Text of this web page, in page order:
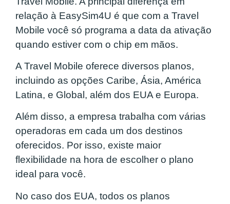
relação à EasySim4U é que com a Travel
Mobile você só programa a data da ativação
quando estiver com o chip em mãos.
A Travel Mobile oferece diversos planos,
incluindo as opções Caribe, Ásia, América
Latina, e Global, além dos EUA e Europa.
Além disso, a empresa trabalha com várias
operadoras em cada um dos destinos
oferecidos. Por isso, existe maior
flexibilidade na hora de escolher o plano
ideal para você.
No caso dos EUA, todos os planos